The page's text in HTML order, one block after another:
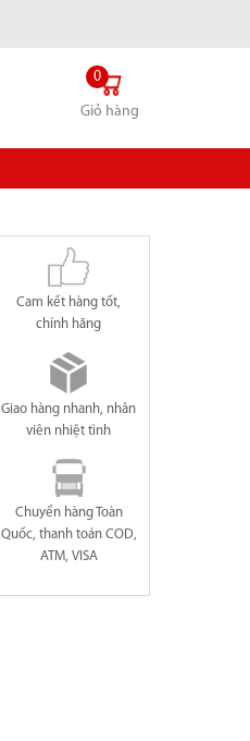
0
Giỏ hàng
Cam kết hàng tốt,
chính hãng
Giao hàng nhanh, nhân
viên nhiệt tình
Chuyển hàng Toàn
Quốc, thanh toán COD,
ATM, VISA